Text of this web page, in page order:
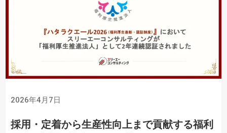
2026年4月7日
採用・定着から生産性向上まで貢献する福利